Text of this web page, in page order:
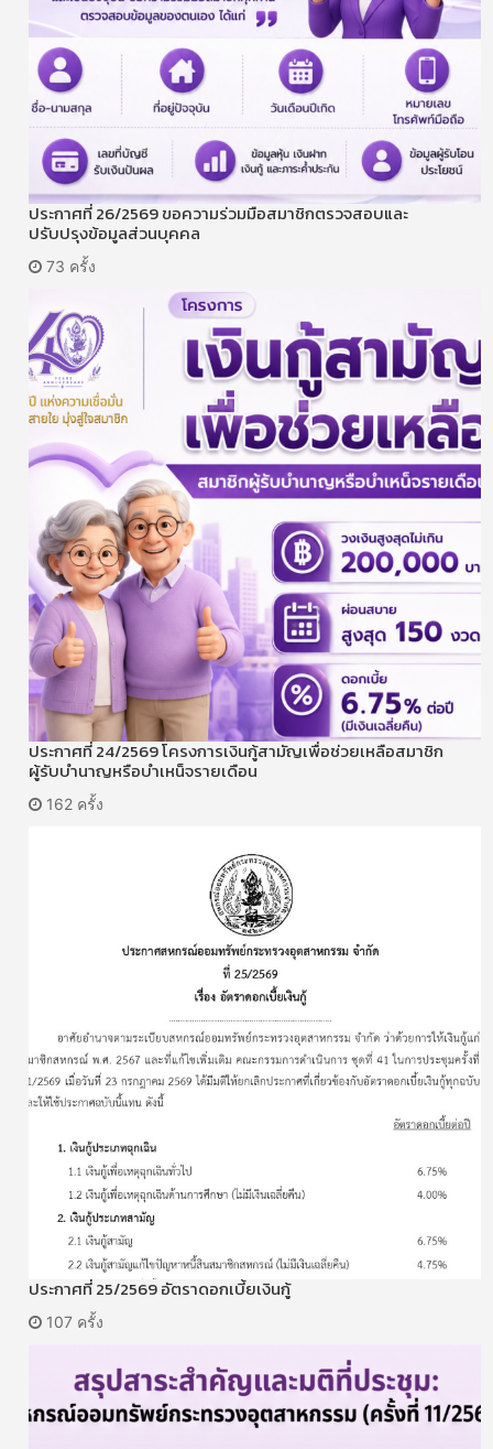
ประกาศที่ 26/2569 ขอความร่วมมือสมาชิกตรวจสอบและ
ปรับปรุงข้อมูลส่วนบุคคล
73 ครั้ง
ประกาศที่ 24/2569 โครงการเงินกู้สามัญเพื่อช่วยเหลือสมาชิก
ผู้รับบำนาญหรือบำเหน็จรายเดือน
162 ครั้ง
ประกาศที่ 25/2569 อัตราดอกเบี้ยเงินกู้
107 ครั้ง